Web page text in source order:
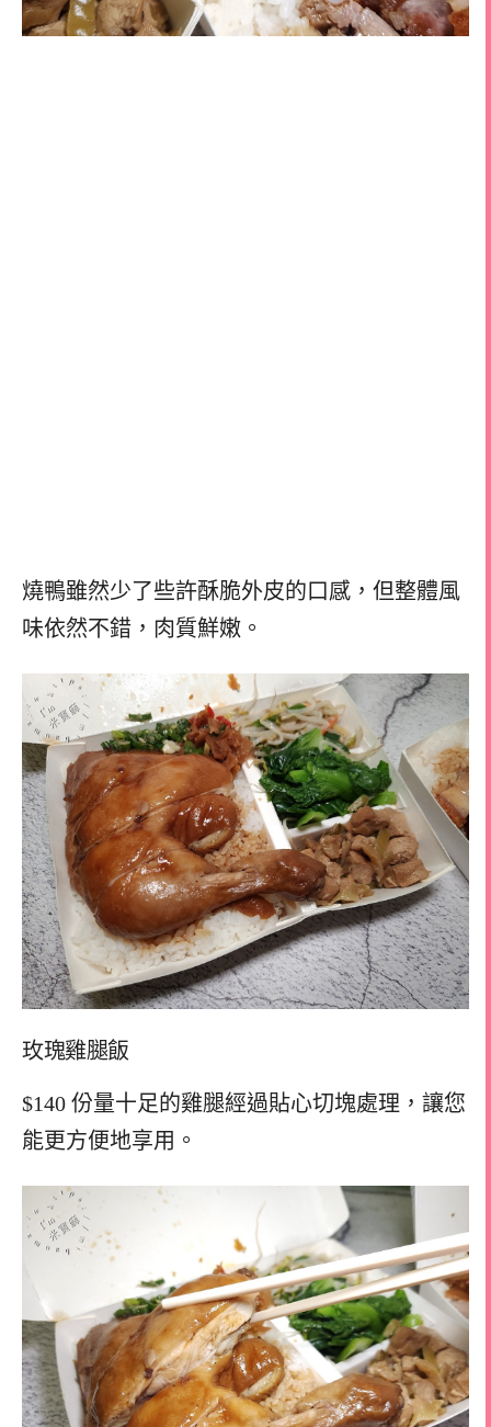
燒鴨雖然少了些許酥脆外皮的口感，但整體風
味依然不錯，肉質鮮嫩。
玫瑰雞腿飯
$140 份量十足的雞腿經過貼心切塊處理，讓您
能更方便地享用。